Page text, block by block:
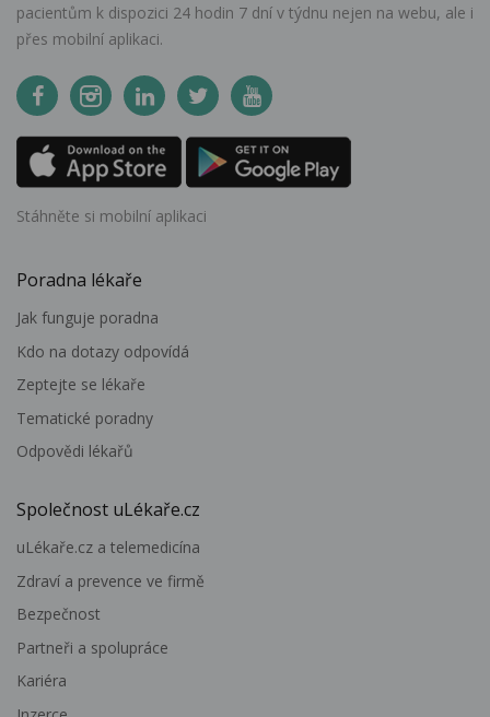
pacientům k dispozici 24 hodin 7 dní v týdnu nejen na webu, ale i
přes mobilní aplikaci.
Stáhněte si mobilní aplikaci
Poradna lékaře
Jak funguje poradna
Kdo na dotazy odpovídá
Zeptejte se lékaře
Tematické poradny
Odpovědi lékařů
Společnost uLékaře.cz
uLékaře.cz a telemedicína
Zdraví a prevence ve firmě
Bezpečnost
Partneři a spolupráce
Kariéra